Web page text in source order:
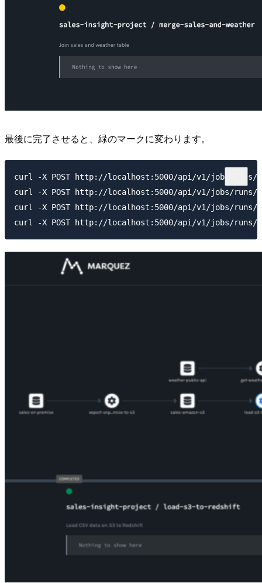
最後に完了させると、緑のマークに変わります。
curl -X POST http://localhost:5000/api/v1/jobs/runs/
curl -X POST http://localhost:5000/api/v1/jobs/runs/
curl -X POST http://localhost:5000/api/v1/jobs/runs/